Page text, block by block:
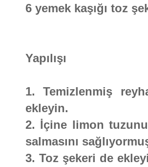
6 yemek kaşığı toz
Yapılışı
1. Temizlenmiş
ekleyin.
2. İçine limon
salmasını
3. Toz şekeri de